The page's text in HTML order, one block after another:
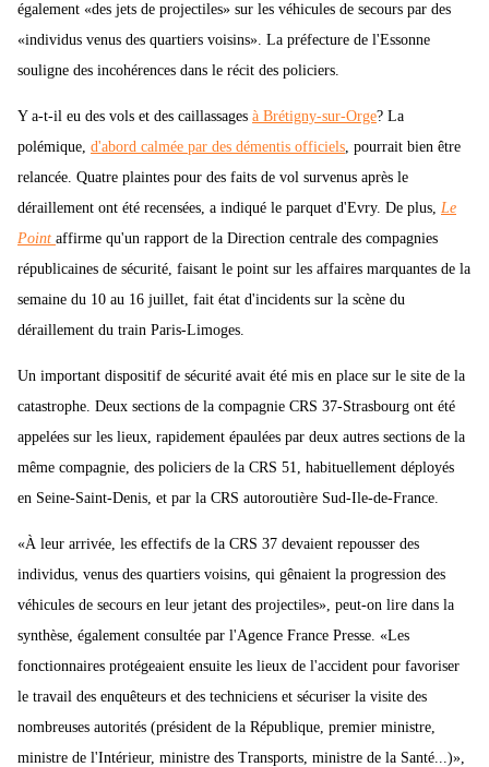
également «des jets de projectiles» sur les véhicules de secours par des
«individus venus des quartiers voisins». La préfecture de l'Essonne
souligne des incohérences dans le récit des policiers.
Y a-t-il eu des vols et des caillassages à Brétigny-sur-Orge? La
polémique, d'abord calmée par des démentis officiels, pourrait bien être
relancée. Quatre plaintes pour des faits de vol survenus après le
déraillement ont été recensées, a indiqué le parquet d'Evry. De plus, Le
Point affirme qu'un rapport de la Direction centrale des compagnies
républicaines de sécurité, faisant le point sur les affaires marquantes de la
semaine du 10 au 16 juillet, fait état d'incidents sur la scène du
déraillement du train Paris-Limoges.
Un important dispositif de sécurité avait été mis en place sur le site de la
catastrophe. Deux sections de la compagnie CRS 37-Strasbourg ont été
appelées sur les lieux, rapidement épaulées par deux autres sections de la
même compagnie, des policiers de la CRS 51, habituellement déployés
en Seine-Saint-Denis, et par la CRS autoroutière Sud-Ile-de-France.
«À leur arrivée, les effectifs de la CRS 37 devaient repousser des
individus, venus des quartiers voisins, qui gênaient la progression des
véhicules de secours en leur jetant des projectiles», peut-on lire dans la
synthèse, également consultée par l'Agence France Presse. «Les
fonctionnaires protégeaient ensuite les lieux de l'accident pour favoriser
le travail des enquêteurs et des techniciens et sécuriser la visite des
nombreuses autorités (président de la République, premier ministre,
ministre de l'Intérieur, ministre des Transports, ministre de la Santé...)»,